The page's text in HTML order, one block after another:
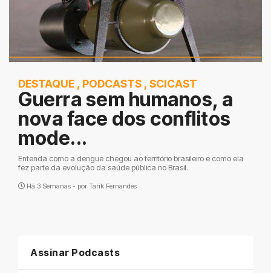
DESTAQUE , PODCASTS , SCICAST
Guerra sem humanos, a
nova face dos conflitos
mode...
Entenda como a dengue chegou ao território brasileiro e como ela
fez parte da evolução da saúde pública no Brasil.
Há 3 Semanas - por Tarik Fernandes
Assinar Podcasts